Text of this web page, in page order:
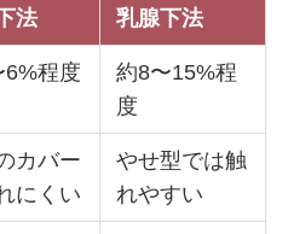
法 乳腺下法
6%程度
約8〜15%程
度
カバー
にくい
やせ型では触
れやすい